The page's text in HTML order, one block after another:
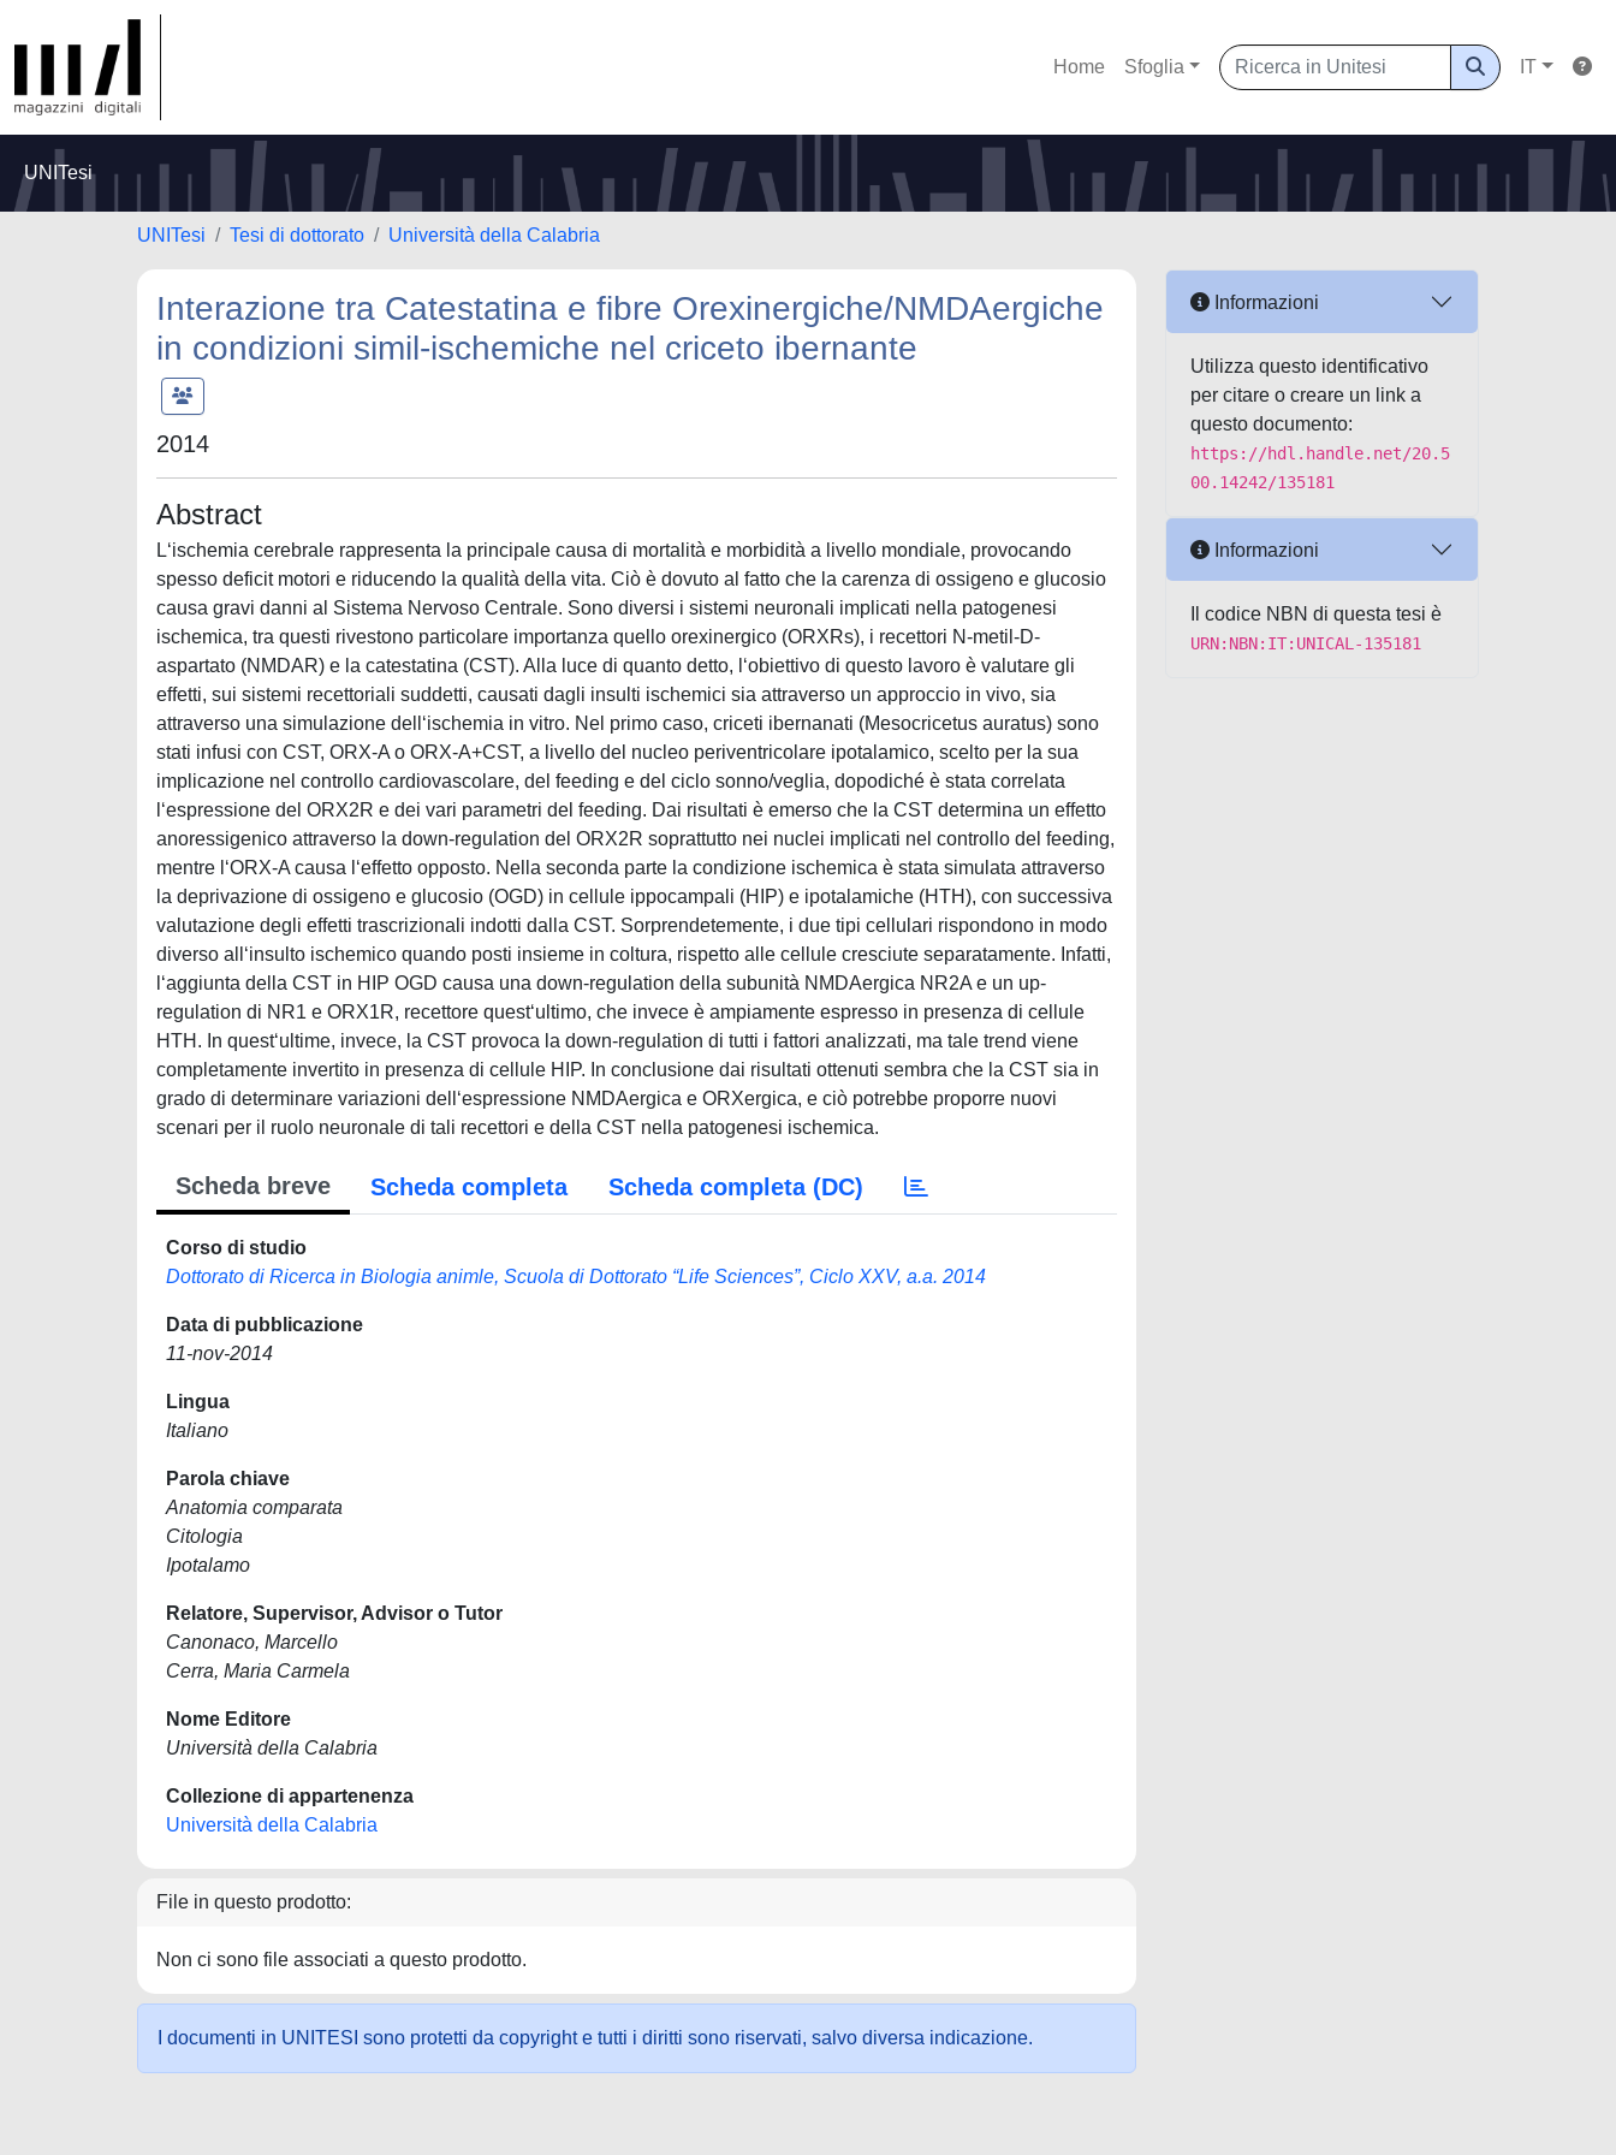
Home Sfoglia IT
UNITesi
UNITesi Tesi di dottorato Università della Calabria
Interazione tra Catestatina e fibre Orexinergiche/NMDAergiche
in condizioni simil-ischemiche nel criceto ibernante
2014
Abstract
L‘ischemia cerebrale rappresenta la principale causa di mortalità e morbidità a livello mondiale, provocando
spesso deficit motori e riducendo la qualità della vita. Ciò è dovuto al fatto che la carenza di ossigeno e glucosio
causa gravi danni al Sistema Nervoso Centrale. Sono diversi i sistemi neuronali implicati nella patogenesi
ischemica, tra questi rivestono particolare importanza quello orexinergico (ORXRs), i recettori N-metil-D-
aspartato (NMDAR) e la catestatina (CST). Alla luce di quanto detto, l‘obiettivo di questo lavoro è valutare gli
effetti, sui sistemi recettoriali suddetti, causati dagli insulti ischemici sia attraverso un approccio in vivo, sia
attraverso una simulazione dell‘ischemia in vitro. Nel primo caso, criceti ibernanati (Mesocricetus auratus) sono
stati infusi con CST, ORX-A o ORX-A+CST, a livello del nucleo periventricolare ipotalamico, scelto per la sua
implicazione nel controllo cardiovascolare, del feeding e del ciclo sonno/veglia, dopodiché è stata correlata
l‘espressione del ORX2R e dei vari parametri del feeding. Dai risultati è emerso che la CST determina un effetto
anoressigenico attraverso la down-regulation del ORX2R soprattutto nei nuclei implicati nel controllo del feeding,
mentre l‘ORX-A causa l‘effetto opposto. Nella seconda parte la condizione ischemica è stata simulata attraverso
la deprivazione di ossigeno e glucosio (OGD) in cellule ippocampali (HIP) e ipotalamiche (HTH), con successiva
valutazione degli effetti trascrizionali indotti dalla CST. Sorprendetemente, i due tipi cellulari rispondono in modo
diverso all‘insulto ischemico quando posti insieme in coltura, rispetto alle cellule cresciute separatamente. Infatti,
l‘aggiunta della CST in HIP OGD causa una down-regulation della subunità NMDAergica NR2A e un up-
regulation di NR1 e ORX1R, recettore quest‘ultimo, che invece è ampiamente espresso in presenza di cellule
HTH. In quest‘ultime, invece, la CST provoca la down-regulation di tutti i fattori analizzati, ma tale trend viene
completamente invertito in presenza di cellule HIP. In conclusione dai risultati ottenuti sembra che la CST sia in
grado di determinare variazioni dell‘espressione NMDAergica e ORXergica, e ciò potrebbe proporre nuovi
scenari per il ruolo neuronale di tali recettori e della CST nella patogenesi ischemica.
Scheda breve Scheda completa Scheda completa (DC)
Corso di studio
Dottorato di Ricerca in Biologia animle, Scuola di Dottorato “Life Sciences”, Ciclo XXV, a.a. 2014
Data di pubblicazione
11-nov-2014
Lingua
Italiano
Parola chiave
Anatomia comparata
Citologia
Ipotalamo
Relatore, Supervisor, Advisor o Tutor
Canonaco, Marcello
Cerra, Maria Carmela
Nome Editore
Università della Calabria
Collezione di appartenenza
Università della Calabria
File in questo prodotto:
Non ci sono file associati a questo prodotto.
I documenti in UNITESI sono protetti da copyright e tutti i diritti sono riservati, salvo diversa indicazione.
Informazioni
Utilizza questo identificativo
per citare o creare un link a
questo documento:
https://hdl.handle.net/20.5
00.14242/135181
Informazioni
Il codice NBN di questa tesi è
URN:NBN:IT:UNICAL-135181